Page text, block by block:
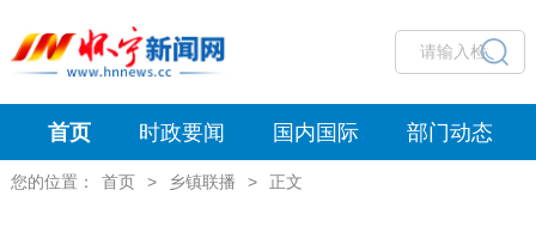
首页 时政要闻 国内国际 部门动态
您的位置： 首页 > 乡镇联播 > 正文